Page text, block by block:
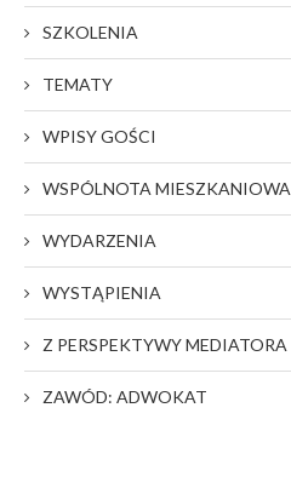
SZKOLENIA
TEMATY
WPISY GOŚCI
WSPÓLNOTA MIESZKANIOWA
WYDARZENIA
WYSTĄPIENIA
Z PERSPEKTYWY MEDIATORA
ZAWÓD: ADWOKAT